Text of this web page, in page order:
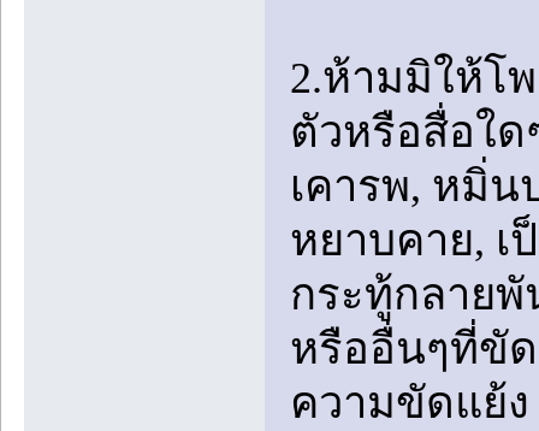
2.ห้ามมิให้โ
ตัวหรือสื่อใ
เคารพ, หมิ่น
หยาบคาย, เ
กระทู้กลายพั
หรืออื่นๆที่ขั
ความขัดแย้ง